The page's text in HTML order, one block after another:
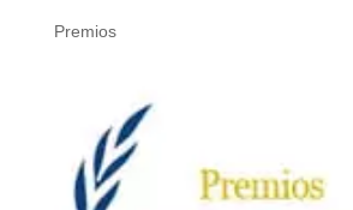
Premios